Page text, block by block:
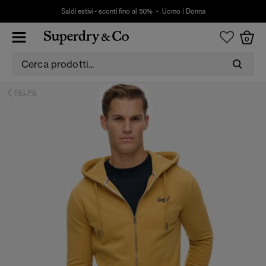
Saldi estivi - sconti fino al 50% - Uomo Donna
0
FELPE